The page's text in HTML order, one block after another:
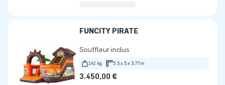
FUNCITY PIRATE
Souffleur inclus
142 kg 5.5 x 5 x 3.77m
3.450,00 €